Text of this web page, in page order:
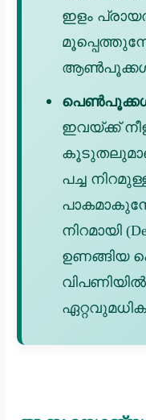
ഇളം
പെൺപൂക്കൾ
ഇവയ്ക്ക്
പച്ച
നിറമായി
ഉണങ്ങിയ